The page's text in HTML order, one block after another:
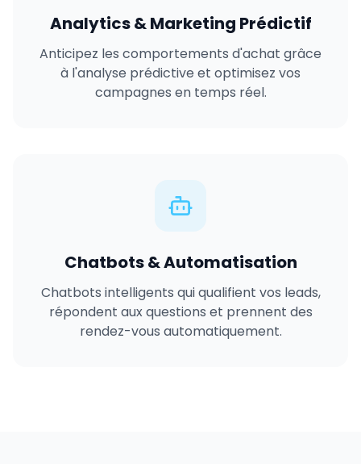
Analytics & Marketing Prédictif
Anticipez les comportements d'achat grâce
à l'analyse prédictive et optimisez vos
campagnes en temps réel.
Chatbots & Automatisation
Chatbots intelligents qui qualifient vos leads,
répondent aux questions et prennent des
rendez-vous automatiquement.